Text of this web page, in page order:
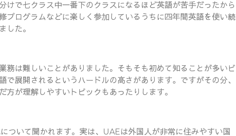
けで七クラス中一番下のクラスになるほど英語が苦手だったから
プログラムなどに楽しく参加しているうちに四年間英語を使い続
した。
務は難しいことがありました。そもそも初めて知ることが多いビ
展開されるというハードルの高さがあります。ですがその分、
が理解しやすいトピックもあったりします。
ついて聞かれます。実は、UAEは外国人が非常に住みやすい国